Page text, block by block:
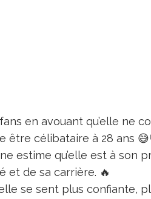
en avouant qu’elle ne
être célibataire à 28 ans
estime qu’elle est à son
et de sa carrière. 🔥
se sent plus confiante,